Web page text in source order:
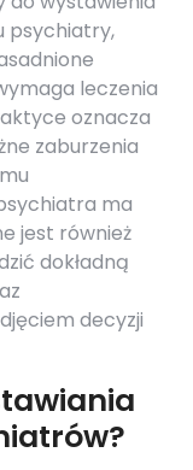
psychiatry,
leczenia
oznacza
zaburzenia
ma
jest również
dokładną
decyzji